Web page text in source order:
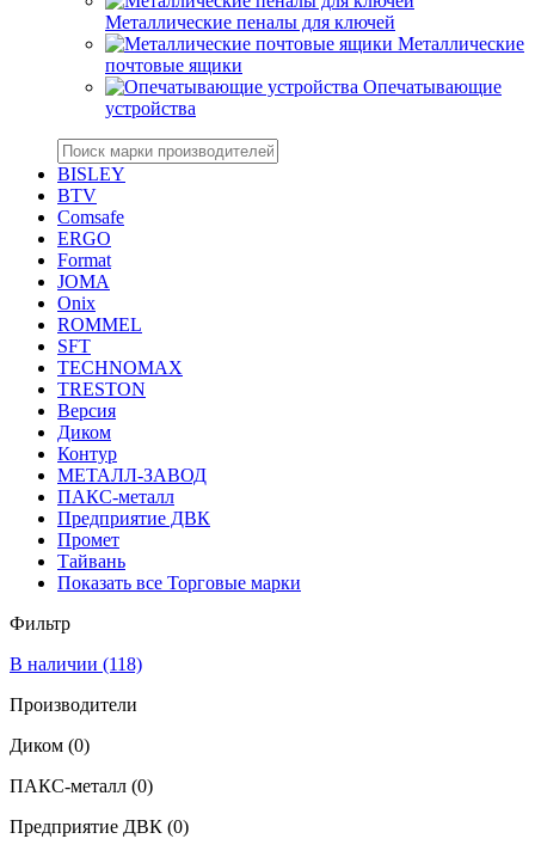
Металлические пеналы для ключей
Металлические
почтовые ящики
Опечатывающие
устройства
BISLEY
BTV
Comsafe
ERGO
Format
JOMA
Onix
ROMMEL
SFT
TECHNOMAX
TRESTON
Версия
Диком
Контур
МЕТАЛЛ-ЗАВОД
ПАКС-металл
Предприятие ДВК
Промет
Тайвань
Показать все Торговые марки
Фильтр
В наличии (118)
Производители
Диком (0)
ПАКС-металл (0)
Предприятие ДВК (0)